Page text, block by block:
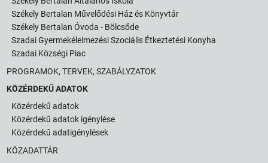
Székely Bertalan Művelődési Ház és Könyvtár
Székely Bertalan Óvoda - Bölcsőde
Szadai Gyermekélelmezési Szociális Étkeztetési Konyha
Szadai Községi Piac
PROGRAMOK, TERVEK, SZABÁLYZATOK
KÖZÉRDEKŰ ADATOK
Közérdekű adatok
Közérdekű adatok igénylése
Közérdekű adatigénylések
KÖZADATTÁR